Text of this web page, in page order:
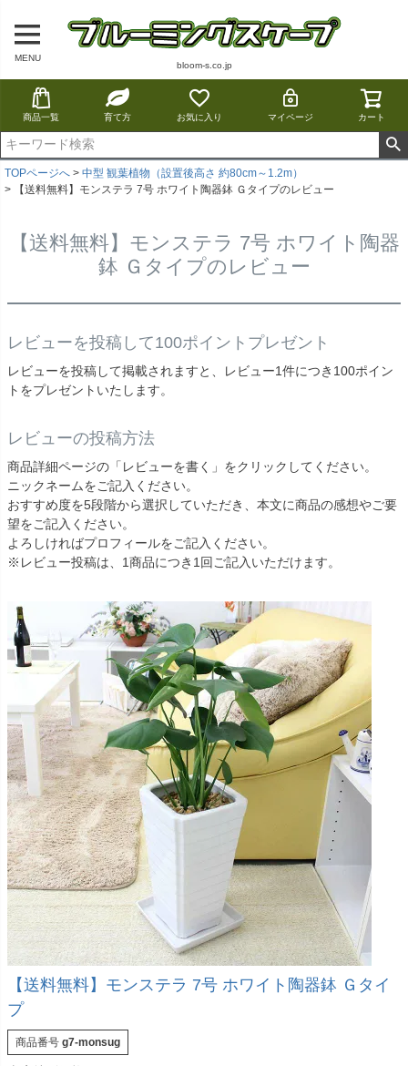
MENU
bloom-s.co.jp
商品一覧 育て方 お気に入り マイページ カート
TOPページへ
中型 観葉植物（設置後高さ 約80cm～1.2m）
【送料無料】モンステラ 7号 ホワイト陶器鉢 Ｇタイプのレビュー
【送料無料】モンステラ 7号 ホワイト陶器
鉢 Ｇタイプのレビュー
レビューを投稿して100ポイントプレゼント
レビューを投稿して掲載されますと、レビュー1件につき100ポイン
トをプレゼントいたします。
レビューの投稿方法
商品詳細ページの「レビューを書く」をクリックしてください。
ニックネームをご記入ください。
おすすめ度を5段階から選択していただき、本文に商品の感想やご要
望をご記入ください。
よろしければプロフィールをご記入ください。
※レビュー投稿は、1商品につき1回ご記入いただけます。
【送料無料】モンステラ 7号 ホワイト陶器鉢 Ｇタイ
プ
商品番号 g7-monsug